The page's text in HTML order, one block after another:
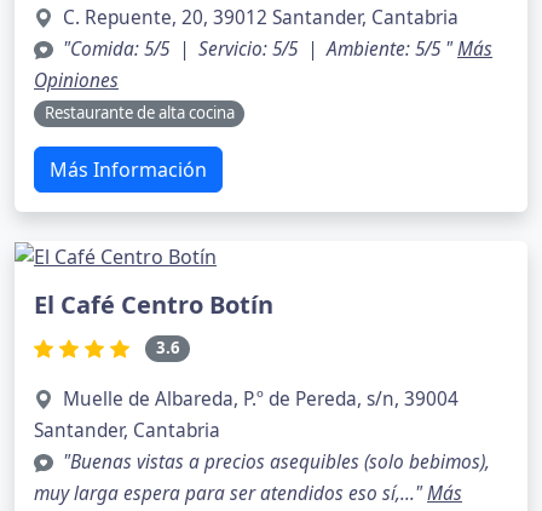
C. Repuente, 20, 39012 Santander, Cantabria
"Comida: 5/5 | Servicio: 5/5 | Ambiente: 5/5 "Más
Opiniones
Restaurante de alta cocina
Más Información
El Café Centro Botín
3.6
Muelle de Albareda, P.º de Pereda, s/n, 39004
Santander, Cantabria
"Buenas vistas a precios asequibles (solo bebimos),
muy larga espera para ser atendidos eso sí,..."Más